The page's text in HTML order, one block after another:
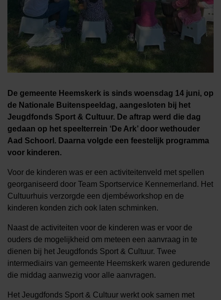
De gemeente Heemskerk is sinds woensdag 14 juni, op
de Nationale Buitenspeeldag, aangesloten bij het
Jeugdfonds Sport & Cultuur. De aftrap werd die dag
gedaan op het speelterrein ‘De Ark’ door wethouder
Aad Schoorl. Daarna volgde een feestelijk programma
voor kinderen.
Voor de kinderen was er een activiteitenveld met spellen
georganiseerd door Team Sportservice Kennemerland. Het
Cultuurhuis verzorgde een djembéworkshop en de
kinderen konden zich ook laten schminken.
Naast de activiteiten voor de kinderen was er voor de
ouders de mogelijkheid om meteen een aanvraag in te
dienen bij het Jeugdfonds Sport & Cultuur. Twee
intermediairs van gemeente Heemskerk waren gedurende
die middag aanwezig voor alle aanvragen.
Het Jeugdfonds Sport & Cultuur werkt ook samen met